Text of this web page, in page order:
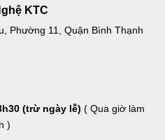
KTC
Phường 11, Quận Bình Thạnh
(trừ ngày lễ) ( Qua giờ làm
)